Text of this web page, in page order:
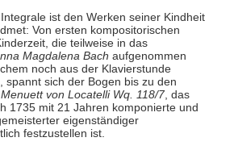
ist den Werken seiner Kindheit
Von ersten kompositorischen
die teilweise in das
Magdalena Bach aufgenommen
noch aus der Klavierstunde
spannt sich der Bogen bis zu den
von Locatelli Wq. 118/7, das
1735 mit 21 Jahren komponierte und
eigenständiger
festzustellen ist.